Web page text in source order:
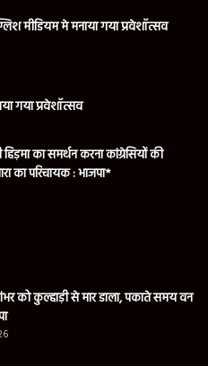
मीडियम मे मनाया गया प्रवेशॉत्सव
गया प्रवेशॉत्सव
का समर्थन करना कांग्रेसियों की
का परिचायक : भाजपा*
को कुल्हाड़ी से मार डाला, पकाते समय वन